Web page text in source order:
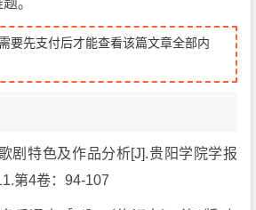
。
要先支付后才能查看该篇文章全部内
剧特色及作品分析[J].贵阳学院学报
第4卷：94-107